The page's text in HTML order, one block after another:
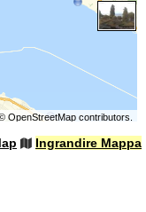
OpenStreetMapcontributors.
Ingrandire Mappa